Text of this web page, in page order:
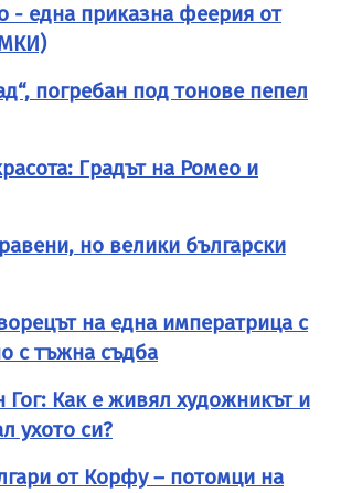
- една приказна феерия от
погребан под тонове пепел
Градът на Ромео и
но велики български
на една императрица с
с тъжна съдба
Гог: Как е живял художникът и
ухото си?
от Корфу – потомци на